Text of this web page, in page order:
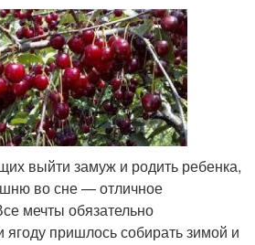
выйти замуж и родить ребенка,
во сне — отличное
мечты обязательно
ягоду пришлось собирать зимой и